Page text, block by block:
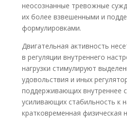
неосознанные тревожные
их более взвешенными и
формулировками.
Двигательная активность
в регуляции внутреннего
нагрузки стимулируют
удовольствия и иных
поддерживающих внутреннее
усиливающих стабильность к
кратковременная физическая